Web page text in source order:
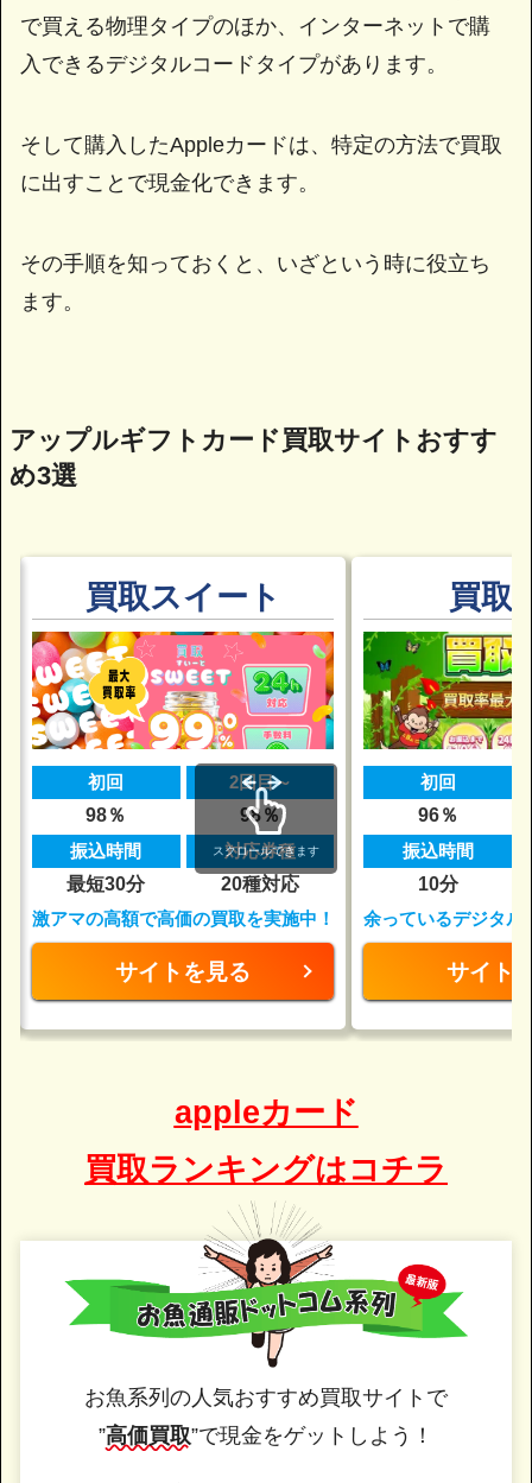
で買える物理タイプのほか、インターネットで購
入できるデジタルコードタイプがあります。
そして購入したAppleカードは、特定の方法で買取
に出すことで現金化できます。
その手順を知っておくと、いざという時に役立ち
ます。
アップルギフトカード買取サイトおすす
め3選
買取スイート
初回
98％
2回目～
98％
振込時間
最短30分
対応券種
20種対応
激アマの高額で高価の買取を実施中！
サイトを見る
買取
初回
96％
振込時間
10分
余っているデジタル
サイト
スクロールできます
appleカード
買取ランキングはコチラ
お魚系列の人気おすすめ買取サイトで
”高価買取”で現金をゲットしよう！